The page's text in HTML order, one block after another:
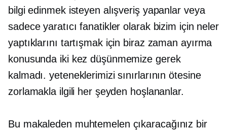
bilgi edinmek isteyen alışveriş yapanlar veya
sadece yaratıcı fanatikler olarak bizim için neler
yaptıklarını tartışmak için biraz zaman ayırma
konusunda iki kez düşünmemize gerek
kalmadı. yeteneklerimizi sınırlarının ötesine
zorlamakla ilgili her şeyden hoşlananlar.
Bu makaleden muhtemelen çıkaracağınız bir